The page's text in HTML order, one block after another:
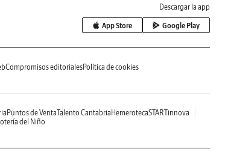
Descargar la app
App Store Google Play
Compromisos editorialesPolítica de cookies
Puntos de VentaTalento Cantabria HemerotecaSTARTinnova
del Niño